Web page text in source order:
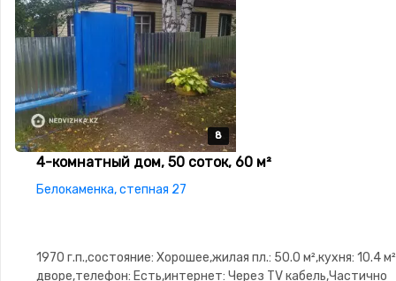
8
8
8
8
8
4-комнатный дом, 50 соток, 60 м²
Белокаменка, степная 27
1970 г.п.,состояние: Хорошее,жилая пл.: 50.0 м²,кухня: 10.4
дворе,телефон: Есть,интернет: Через TV кабель,Частично